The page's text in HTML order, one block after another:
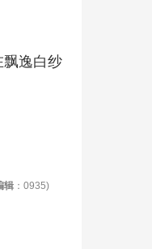
逸白纱
辑 ：0935)